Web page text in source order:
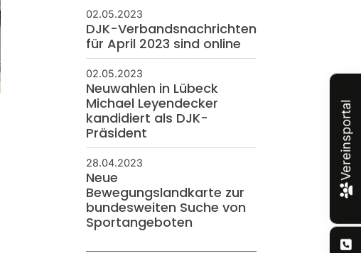
02.05.2023
DJK-Verbandsnachrichten
für April 2023 sind online
02.05.2023
Neuwahlen in Lübeck
Michael Leyendecker
kandidiert als DJK-
Präsident
28.04.2023
Neue
Bewegungslandkarte zur
bundesweiten Suche von
Sportangeboten
Vereinsportal